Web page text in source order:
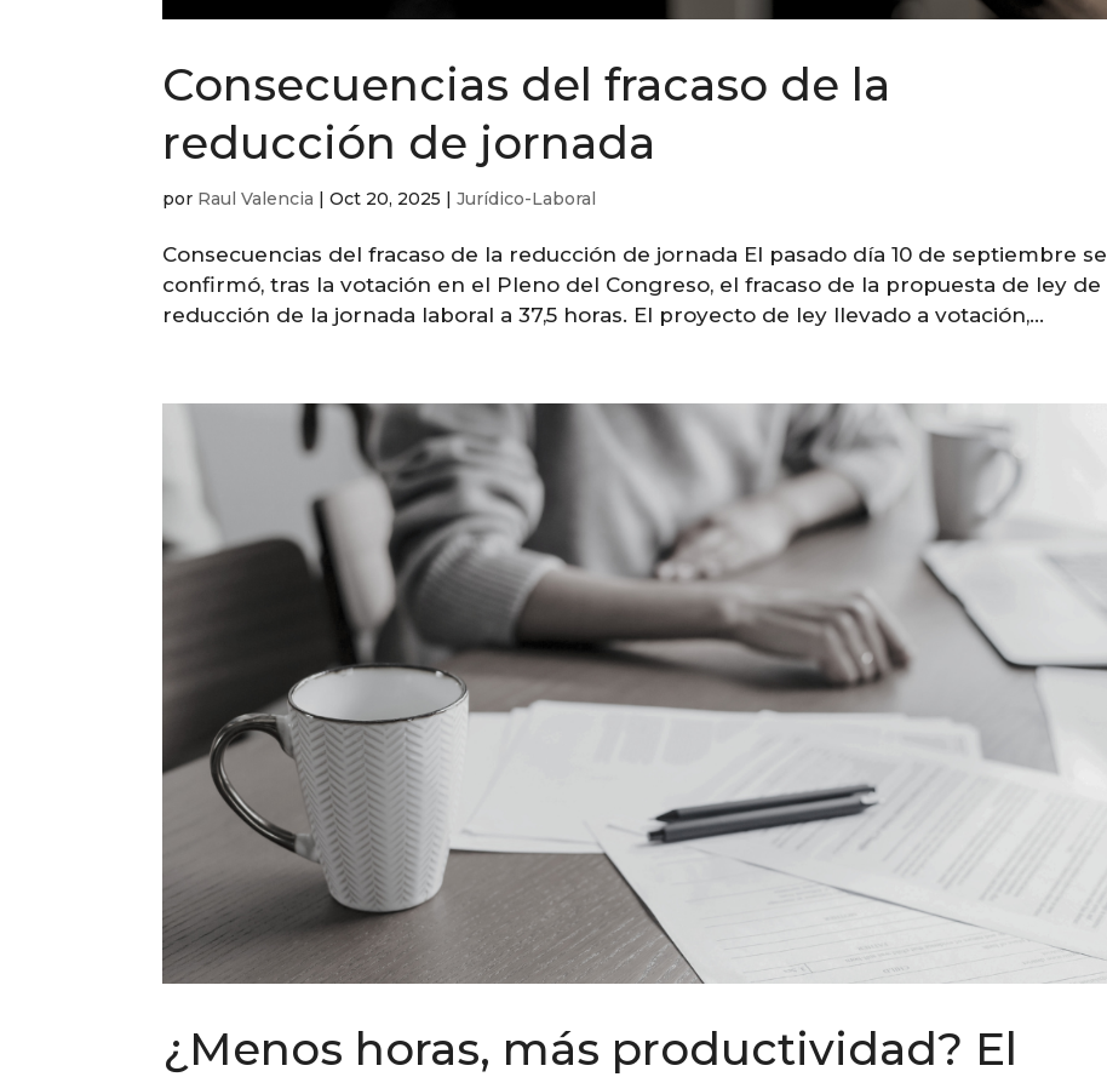
Consecuencias del fracaso de la
reducción de jornada
por Raul Valencia |Oct 20, 2025 |Jurídico-Laboral
Consecuencias del fracaso de la reducción de jornada El pasado día 10 de septiembre se
confirmó, tras la votación en el Pleno del Congreso, el fracaso de la propuesta de ley de
reducción de la jornada laboral a 37,5 horas. El proyecto de ley llevado a votación,...
¿Menos horas, más productividad? El